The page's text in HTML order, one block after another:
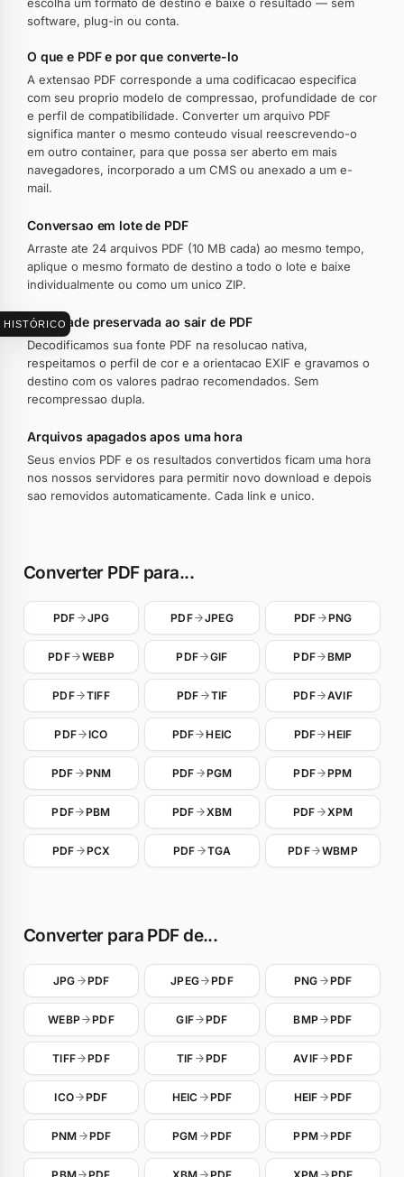
HISTÓRICO
software, plug-in ou conta.
O que e PDF e por que converte-lo
A extensao PDF corresponde a uma codificacao especifica
com seu proprio modelo de compressao, profundidade de cor
e perfil de compatibilidade. Converter um arquivo PDF
significa manter o mesmo conteudo visual reescrevendo-o
em outro container, para que possa ser aberto em mais
navegadores, incorporado a um CMS ou anexado a um e-
mail.
Conversao em lote de PDF
Arraste ate 24 arquivos PDF (10 MB cada) ao mesmo tempo,
aplique o mesmo formato de destino a todo o lote e baixe
individualmente ou como um unico ZIP.
Qualidade preservada ao sair de PDF
Decodificamos sua fonte PDF na resolucao nativa,
respeitamos o perfil de cor e a orientacao EXIF e gravamos o
destino com os valores padrao recomendados. Sem
recompressao dupla.
Arquivos apagados apos uma hora
Seus envios PDF e os resultados convertidos ficam uma hora
nos nossos servidores para permitir novo download e depois
sao removidos automaticamente. Cada link e unico.
Converter PDF para...
PDF JPG PDF JPEG PDF PNG
PDF WEBP PDF GIF PDF BMP
PDF TIFF PDF TIF PDF AVIF
PDF ICO PDF HEIC PDF HEIF
PDF PNM PDF PGM PDF PPM
PDF PBM PDF XBM PDF XPM
PDF PCX PDF TGA PDF WBMP
Converter para PDF de...
JPG PDF JPEG PDF PNG PDF
WEBP PDF GIF PDF BMP PDF
TIFF PDF TIF PDF AVIF PDF
ICO PDF HEIC PDF HEIF PDF
PNM PDF PGM PDF PPM PDF